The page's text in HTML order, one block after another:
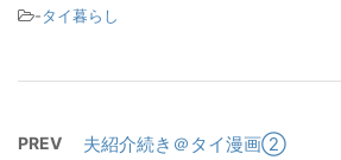
-タイ暮らし
PREV 夫紹介続き＠タイ漫画②